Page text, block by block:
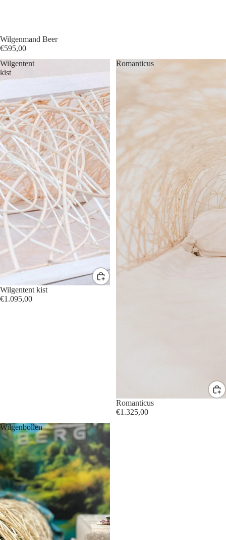
Wilgenmand Beer
€595,00
Wilgentent
kist
Wilgentent kist
€1.095,00
Romanticus
Romanticus
€1.325,00
Wilgenbollen